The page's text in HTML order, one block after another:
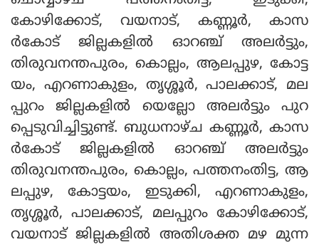
കോഴിക്കോട്, വയനാട്, കണ്ണൂര്‍, കാസ
ര്‍കോട് ജില്ലകളില്‍ ഓറഞ്ച് അലര്‍ട്ടും,
തിരുവനന്തപുരം, കൊല്ലം, ആലപ്പുഴ, കോട്ട
യം, എറണാകുളം, തൃശ്ശൂര്‍, പാലക്കാട്, മല
പ്പുറം ജില്ലകളില്‍ യെല്ലോ അലര്‍ട്ടും പുറ
പ്പെടുവിച്ചിട്ടുണ്ട്. ബുധനാഴ്ച കണ്ണൂര്‍, കാസ
ര്‍കോട് ജില്ലകളില്‍ ഓറഞ്ച് അലര്‍ട്ടും
തിരുവനന്തപുരം, കൊല്ലം, പത്തനംതിട്ട, ആ
ലപ്പുഴ, കോട്ടയം, ഇടുക്കി, എറണാകുളം,
തൃശ്ശൂര്‍, പാലക്കാട്, മലപ്പുറം കോഴിക്കോട്,
വയനാട് ജില്ലകളില്‍ അതിശക്ത മഴ മുന്ന